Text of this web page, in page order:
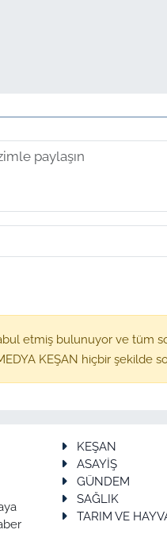
etmiş bulunuyor ve tüm
KEŞAN hiçbir şekilde
KEŞAN
ASAYİŞ
GÜNDEM
SAĞLIK
TARIM VE